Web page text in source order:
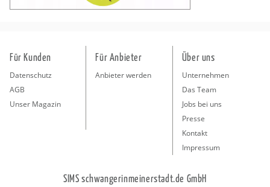
Für Kunden
Datenschutz
AGB
Unser Magazin
Für Anbieter
Anbieter werden
Über uns
Unternehmen
Das Team
Jobs bei uns
Presse
Kontakt
Impressum
SIMS schwangerinmeinerstadt.de GmbH